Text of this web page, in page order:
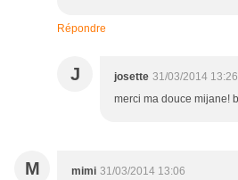
Répondre
J josette 31/03/2014 13:26
merci ma douce mijane!
M mimi 31/03/2014 13:06